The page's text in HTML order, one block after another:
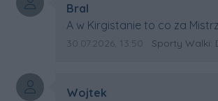
Autor komentarza:
Bral
Treść komentarza:
A w Kirgistanie to co za
Swiata?
Data dodania komentarza:
30.07.2026, 13:50 Źródło
Sporty Walki: Dwa
Autor komentarza:
Wojtek